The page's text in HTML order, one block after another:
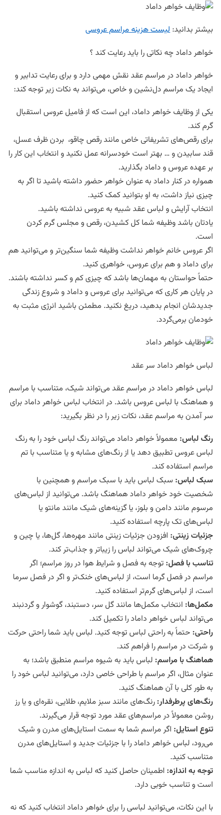
بیشتر بدانید: لیست هزینه مراسم عروسی
خواهر داماد چه نکاتی را باید رعایت کند ؟
خواهر داماد در مراسم عقد نقش مهمی دارد و برای رعایت تدابیر و
ایجاد یک مراسم دل‌نشین و خاص، می‌تواند به نکات زیر توجه کند:
یکی از وظایف خواهر داماد، این است که از فامیل عروس استقبال
گرم کند.
برای رقص‌های تشریفاتی خاص مانند رقص چاقو، بردن ظرف عسل،
قند سابیدن و … بهتر است خودسرانه عمل نکنید و انتخاب این کار را
بر عهده عروس و داماد بگذارید.
همواره در کنار داماد به عنوان خواهر حضور داشته باشید تا اگر به
چیزی نیاز داشت، به او بتوانید کمک کنید.
انتخاب آرایش و لباس عقد شبیه به عروس نداشته باشید.
یادتان باشد وظیفه شما کل کشیدن، رقص و مجلس گرم کردن
است.
اگر عروس خانم خواهر نداشت وظیفه شما سنگین‌تر و می‎‌توانید هم
برای داماد و هم برای عروس، خواهری کنید.
حتماً حواستان به مهمان‌ها باشد که چیزی کم و کسر نداشته باشند.
در پایان هر کاری که می‌توانید برای عروس و داماد و شروع زندگی
جدیدشان انجام بدهید، دریغ نکنید. مطمئن باشید انرژی مثبت به
خودمان برمی‌گردد.
لباس خواهر داماد سر عقد
لباس خواهر داماد در مراسم عقد می‌تواند شیک، متناسب با مراسم
و هماهنگ با لباس عروس باشد. در انتخاب لباس خواهر داماد برای
سر آمدن به مراسم عقد، نکات زیر را در نظر بگیرید:
رنگ لباس: معمولاً خواهر داماد می‌تواند رنگ لباس خود را به رنگ
لباس عروس تطبیق دهد یا از رنگ‌های مشابه و یا متناسب با تم
مراسم استفاده کند.
سبک لباس: سبک لباس باید با سبک مراسم و همچنین با
شخصیت خود خواهر داماد هماهنگ باشد. می‌توانید از لباس‌های
مرسوم مانند دامن و بلوز، یا گزینه‌های شیک مانند مانتو یا
لباس‌های تک پارچه استفاده کنید.
جزئیات زینتی: افزودن جزئیات زینتی مانند مهره‌ها، گل‌ها، یا چین و
چروک‌های شیک می‌تواند لباس را زیباتر و جذاب‌تر کند.
تناسب با فصل: توجه به فصل و شرایط هوا در روز مراسم؛ اگر
مراسم در فصل گرما است، از لباس‌های خنک‌تر و اگر در فصل سرما
است، از لباس‌های گرم‌تر استفاده کنید.
مکمل‌ها: انتخاب مکمل‌ها مانند گل سر، دستبند، گوشوار و گردنبند
می‌تواند لباس خواهر داماد را تکمیل کند.
راحتی: حتماً به راحتی لباس توجه کنید. لباس باید شما راحتی حرکت
و شرکت در مراسم را فراهم کند.
هماهنگ با مراسم: لباس باید به شیوه مراسم منطبق باشد؛ به
عنوان مثال، اگر مراسم با طراحی خاصی دارد، می‌توانید لباس خود را
به طور کلی با آن هماهنگ کنید.
رنگ‌های پرطرفدار: رنگ‌های مانند سبز ملایم، طلایی، نقره‌ای و یا رز
روشن معمولاً در مراسم‌های عقد مورد توجه قرار می‌گیرند.
تنوع استایل: اگر مراسم شما به سمت استایل‌های مدرن و شیک
می‌رود، لباس خواهر داماد را با جزئیات جدید و استایل‌های مدرن
متناسب کنید.
توجه به اندازه: اطمینان حاصل کنید که لباس به اندازه مناسب شما
است و تناسب خوبی دارد.
با این نکات، می‌توانید لباسی را برای خواهر داماد انتخاب کنید که نه